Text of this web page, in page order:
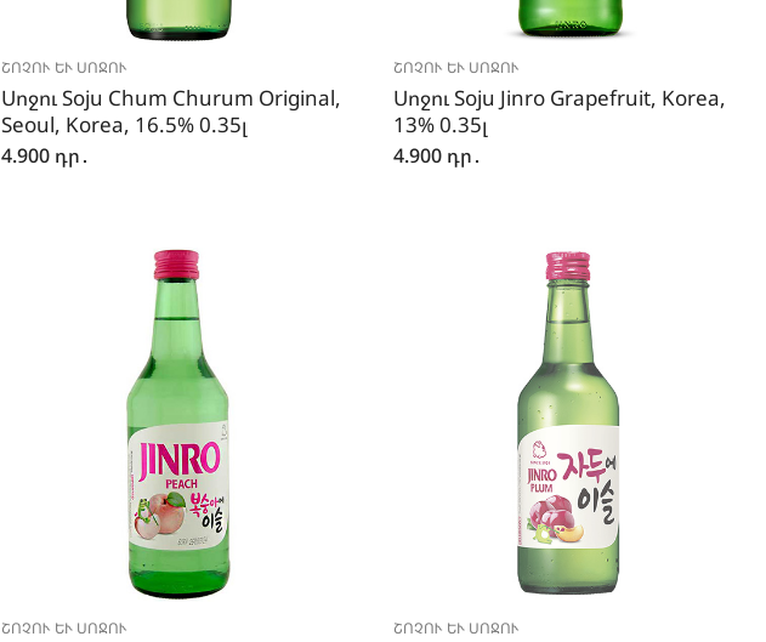
ՇՈՉՈՒ ԵՒ ՍՈՋՈՒ
Սոջու Soju Chum Churum Original,
Seoul, Korea, 16.5% 0.35լ
4.900 դր․
ՇՈՉՈՒ ԵՒ ՍՈՋՈՒ
Սոջու Soju Jinro Grapefruit, Korea,
13% 0.35լ
4.900 դր․
ՇՈՉՈՒ ԵՒ ՍՈՋՈՒ ՇՈՉՈՒ ԵՒ ՍՈՋՈՒ